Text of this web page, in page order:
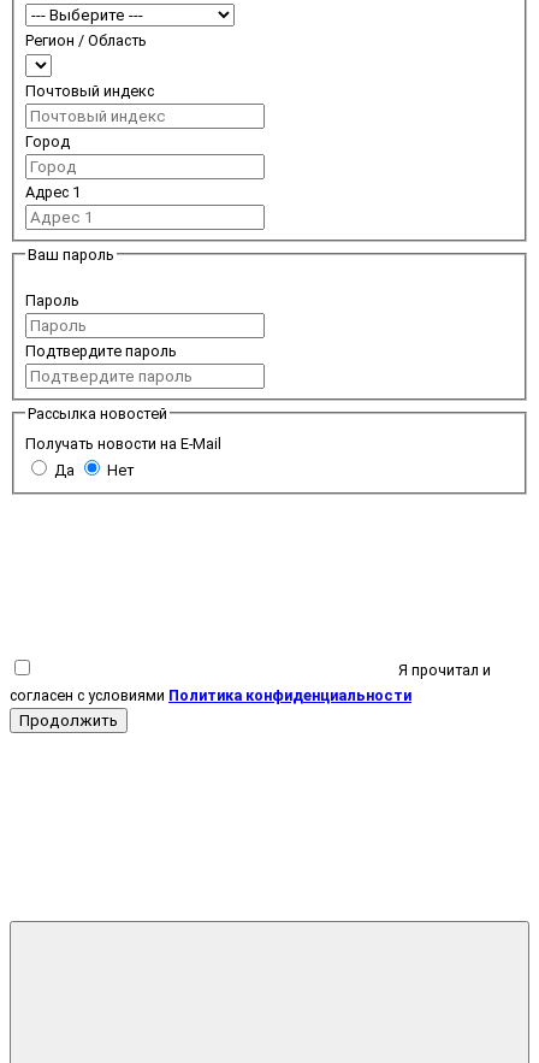
Регион / Область
Почтовый индекс
Город
Адрес 1
Ваш пароль
Пароль
Подтвердите пароль
Рассылка новостей
Получать новости на E-Mail
Да
Нет
Я прочитал и
согласен с условиями Политика конфиденциальности
Продолжить